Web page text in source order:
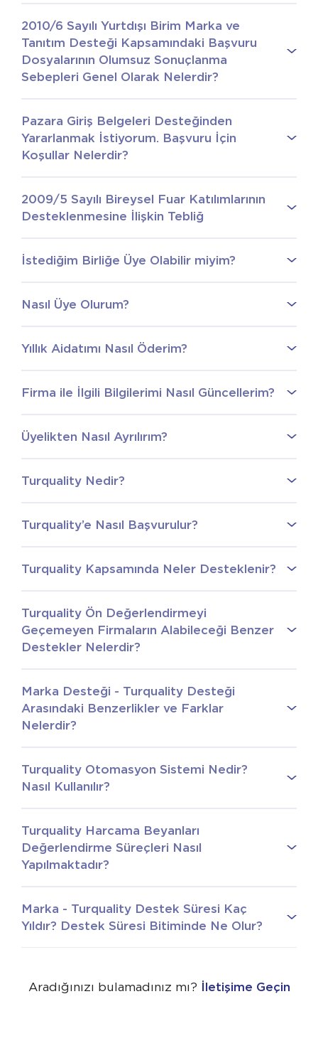
2010/6 Sayılı Yurtdışı Birim Marka ve
Tanıtım Desteği Kapsamındaki Başvuru
Dosyalarının Olumsuz Sonuçlanma
Sebepleri Genel Olarak Nelerdir?
Pazara Giriş Belgeleri Desteğinden
Yararlanmak İstiyorum. Başvuru İçin
Koşullar Nelerdir?
2009/5 Sayılı Bireysel Fuar Katılımlarının
Desteklenmesine İlişkin Tebliğ
İstediğim Birliğe Üye Olabilir miyim?
Nasıl Üye Olurum?
Yıllık Aidatımı Nasıl Öderim?
Firma ile İlgili Bilgilerimi Nasıl Güncellerim?
Üyelikten Nasıl Ayrılırım?
Turquality Nedir?
Turquality’e Nasıl Başvurulur?
Turquality Kapsamında Neler Desteklenir?
Turquality Ön Değerlendirmeyi
Geçemeyen Firmaların Alabileceği Benzer
Destekler Nelerdir?
Marka Desteği - Turquality Desteği
Arasındaki Benzerlikler ve Farklar
Nelerdir?
Turquality Otomasyon Sistemi Nedir?
Nasıl Kullanılır?
Turquality Harcama Beyanları
Değerlendirme Süreçleri Nasıl
Yapılmaktadır?
Marka - Turquality Destek Süresi Kaç
Yıldır? Destek Süresi Bitiminde Ne Olur?
Aradığınızı bulamadınız mı? İletişime Geçin